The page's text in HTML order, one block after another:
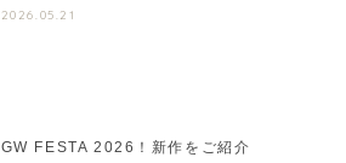
2026.05.21
GW FESTA 2026！新作をご紹介